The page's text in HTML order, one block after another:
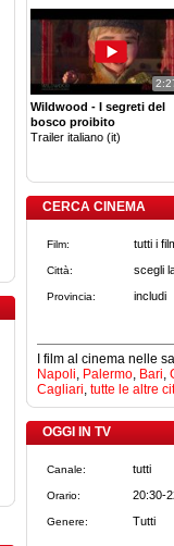
Wildwood - I segreti del
bosco proibito
Trailer italiano (it)
CERCA CINEMA
Film:
Città:
Provincia:
I film al cinema nelle
Napoli, Palermo, Bari,
Cagliari, tutte le altre
OGGI IN TV
Canale:
Orario:
Genere: